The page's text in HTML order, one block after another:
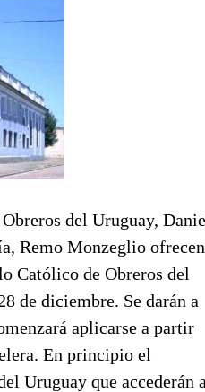
del Uruguay,
Remo Monzeglio ofrecen
Católico de Obreros del
de diciembre. Se darán a
aplicarse a partir
En principio el
Uruguay que accederán